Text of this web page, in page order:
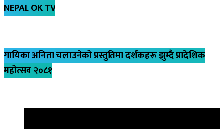
NEPAL OK TV
गायिका अनिता चलाउनेको प्रस्तुतिमा दर्शकहरू झुम्दै प्रादेशिक
महोत्सव २०८१